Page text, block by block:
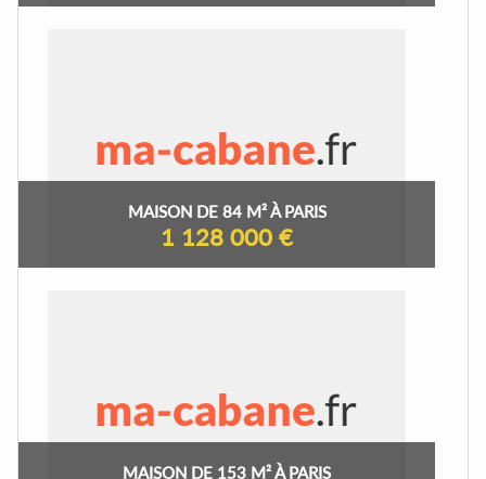
MAISON DE 84 M² À PARIS
1 128 000 €
MAISON DE 153 M² À PARIS